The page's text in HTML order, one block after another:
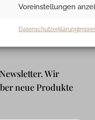
Voreinstellungen
Datenschutzerklärung
Wir
neue Produkte